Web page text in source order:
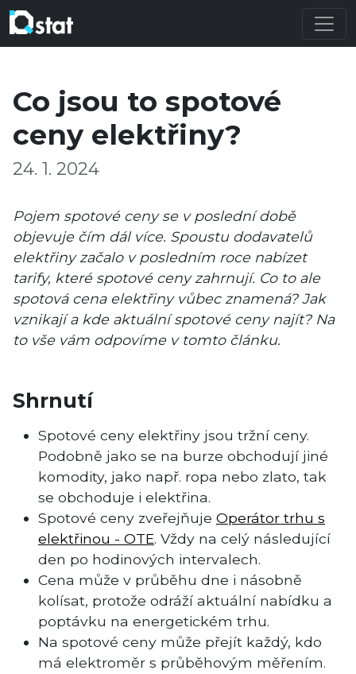
Co jsou to spotové
ceny elektřiny?
24. 1. 2024
Pojem spotové ceny se v poslední době
objevuje čím dál více. Spoustu dodavatelů
elektřiny začalo v posledním roce nabízet
tarify, které spotové ceny zahrnují. Co to ale
spotová cena elektřiny vůbec znamená? Jak
vznikají a kde aktuální spotové ceny najít? Na
to vše vám odpovíme v tomto článku.
Shrnutí
Spotové ceny elektřiny jsou tržní ceny.
Podobně jako se na burze obchodují jiné
komodity, jako např. ropa nebo zlato, tak
se obchoduje i elektřina.
Spotové ceny zveřejňuje Operátor trhu s
elektřinou - OTE. Vždy na celý následující
den po hodinových intervalech.
Cena může v průběhu dne i násobně
kolísat, protože odráží aktuální nabídku a
poptávku na energetickém trhu.
Na spotové ceny může přejít každý, kdo
má elektroměr s průběhovým měřením.